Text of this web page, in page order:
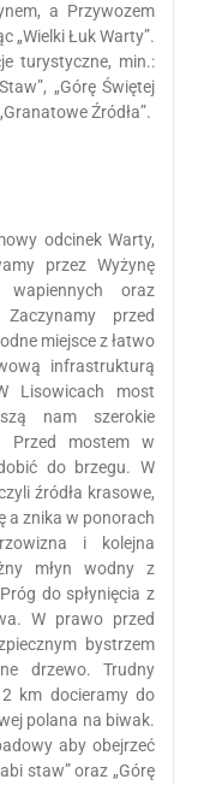
a Przywozem
„Wielki Łuk Warty”.
turystyczne, min.:
„Górę Świętej
Źródła”.
odcinek Warty,
przez Wyżynę
oraz
przed
miejsce z łatwo
infrastrukturą
Lisowicach most
nam szerokie
Przed mostem w
do brzegu. W
źródła krasowe,
a znika w ponorach
i kolejna
młyn wodny z
do spłynięcia z
W prawo przed
bystrzem
drzewo. Trudny
km docieramy do
polana na biwak.
aby obejrzeć
staw” oraz „Górę